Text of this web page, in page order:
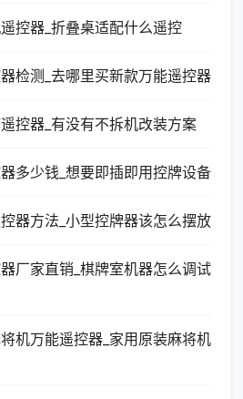
控器_折叠桌适配什么遥控
检测_去哪里买新款万能遥控器
控器_有没有不拆机改装方案
多少钱_想要即插即用控牌设备
器方法_小型控牌器该怎么摆放
厂家直销_棋牌室机器怎么调试
机万能遥控器_家用原装麻将机